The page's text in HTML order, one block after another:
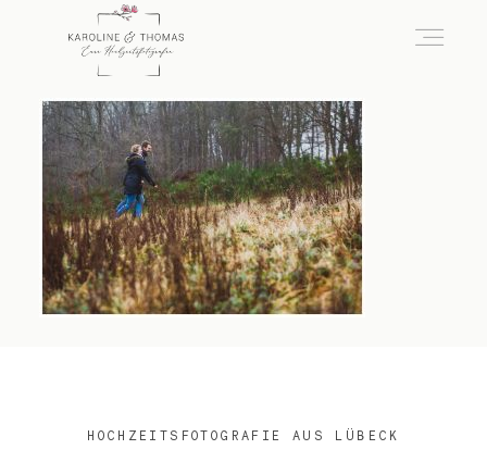
HOCHZEITSFOTOGRAFIE AUS LÜBECK
home
Hochzeit
das besondere Portrait